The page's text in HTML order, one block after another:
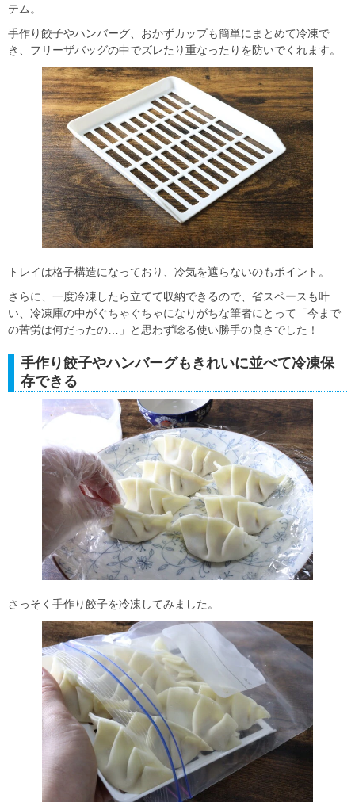
テム。
手作り餃子やハンバーグ、おかずカップも簡単にまとめて冷凍で
き、フリーザバッグの中でズレたり重なったりを防いでくれます。
トレイは格子構造になっており、冷気を遮らないのもポイント。
さらに、一度冷凍したら立てて収納できるので、省スペースも叶
い、冷凍庫の中がぐちゃぐちゃになりがちな筆者にとって「今まで
の苦労は何だったの…」と思わず唸る使い勝手の良さでした！
手作り餃子やハンバーグもきれいに並べて冷凍保
存できる
さっそく手作り餃子を冷凍してみました。